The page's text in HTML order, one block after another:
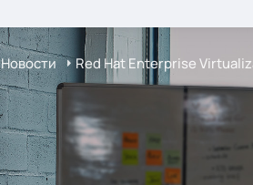
Новости Red Hat Enterprise